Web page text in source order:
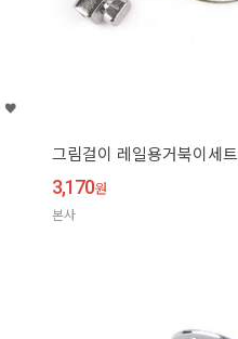
그림걸이 레일용거북이세트
3,170원
본사